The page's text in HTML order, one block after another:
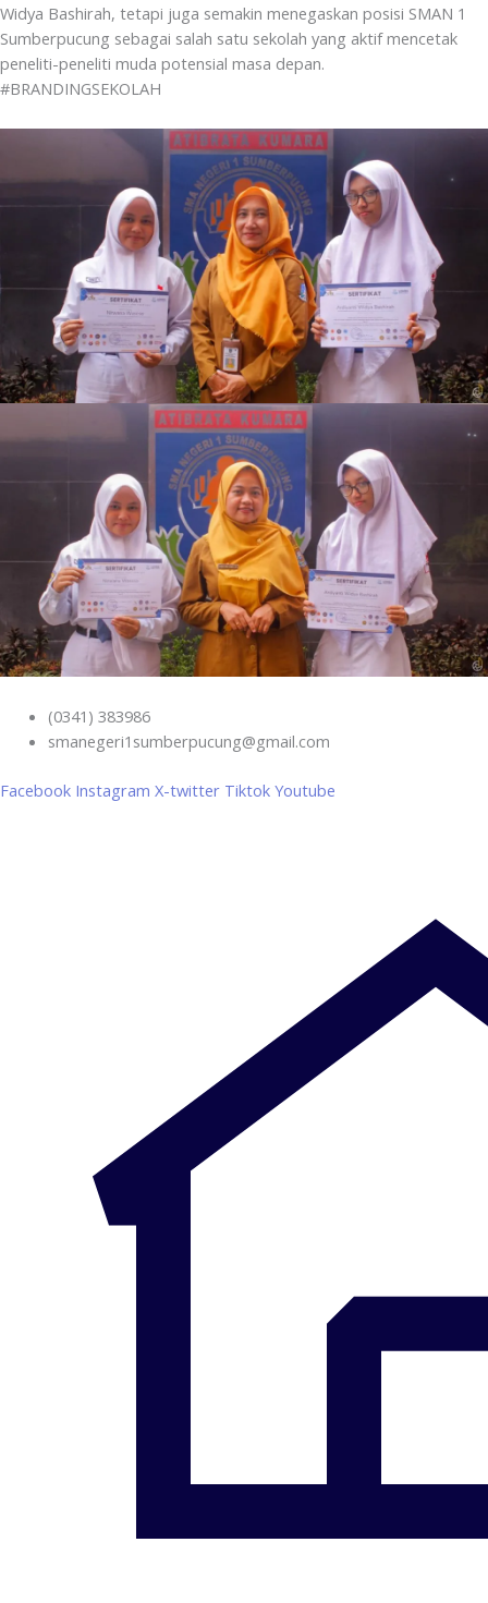
Widya Bashirah, tetapi juga semakin menegaskan posisi SMAN 1
Sumberpucung sebagai salah satu sekolah yang aktif mencetak
peneliti-peneliti muda potensial masa depan.
#BRANDINGSEKOLAH
(0341) 383986
smanegeri1sumberpucung@gmail.com
Facebook Instagram X-twitter Tiktok Youtube